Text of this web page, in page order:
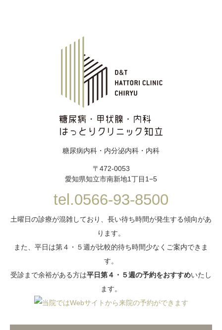
糖尿病内科・内分泌内科・内科
〒472-0053
愛知県知立市南新地1丁目1−5
tel.0566-93-8500
土曜日の診療が混雑しており、長い待ち時間が発生する傾向があ
ります。
また、平日は第４・５週が比較的待ち時間少なくご案内できま
す。
受診まで余裕がある方は平日第４・５週の予約をおすすめいたし
ます。